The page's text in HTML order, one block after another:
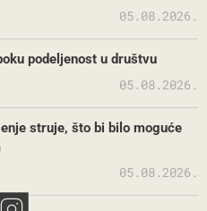
05.08.2026.
podeljenost u društvu
05.08.2026.
struje, što bi bilo moguće
05.08.2026.